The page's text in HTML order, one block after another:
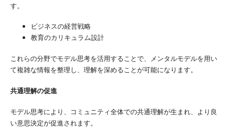
す。
ビジネスの経営戦略
教育のカリキュラム設計
これらの分野でモデル思考を活用することで、メンタルモデルを用い
て複雑な情報を整理し、理解を深めることが可能になります。
共通理解の促進
モデル思考により、コミュニティ全体での共通理解が生まれ、より良
い意思決定が促進されます。